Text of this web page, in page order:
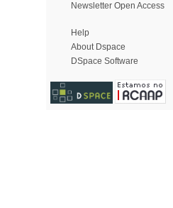
Newsletter Open Access
Help
About Dspace
DSpace Software